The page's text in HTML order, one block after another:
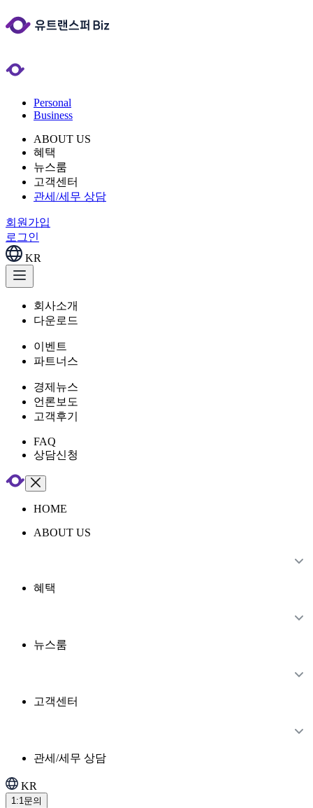
Personal
Business
ABOUT US
혜택
뉴스룸
고객센터
관세/세무 상담
회원가입
로그인
KR
회사소개
다운로드
이벤트
파트너스
경제뉴스
언론보도
고객후기
FAQ
상담신청
HOME
ABOUT US
혜택
뉴스룸
고객센터
관세/세무 상담
KR
1:1문의